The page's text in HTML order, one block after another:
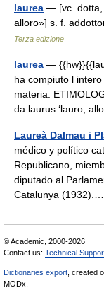
laurea — [vc. dotta,
alloro»] s. f.
Terza edizione
laurea —
ha compiuto l
materia.
da laurus ‘lauro,
Laureà Dalmau i
médico y político
Republicano,
diputado al
Catalunya
© Academic, 2000-2026
Contact us: Technical
Dictionaries export , created
MODx.